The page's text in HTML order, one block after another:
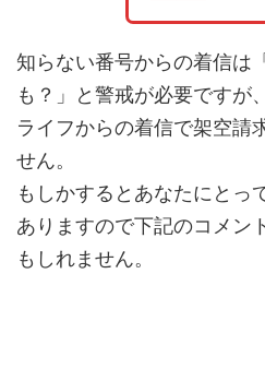
知らない番号からの着信は
も？」と警戒が必要ですが
ライフからの着信で架空請
せん。
もしかするとあなたにとっ
ありますので下記のコメン
もしれません。